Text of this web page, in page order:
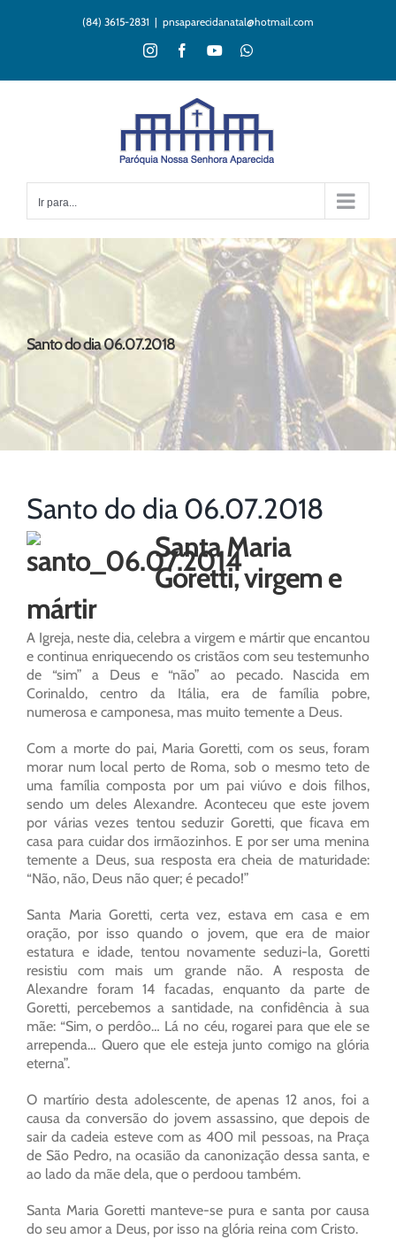
(84) 3615-2831 | pnsaparecidanatal@hotmail.com
InstagramFacebookYouTubeWhatsApp
Ir para...
Santo do dia 06.07.2018
Santo do dia 06.07.2018
Santa Maria
Goretti, virgem e
mártir
A Igreja, neste dia, celebra a virgem e mártir que encantou
e continua enriquecendo os cristãos com seu testemunho
de “sim” a Deus e “não” ao pecado. Nascida em
Corinaldo, centro da Itália, era de família pobre,
numerosa e camponesa, mas muito temente a Deus.
Com a morte do pai, Maria Goretti, com os seus, foram
morar num local perto de Roma, sob o mesmo teto de
uma família composta por um pai viúvo e dois filhos,
sendo um deles Alexandre. Aconteceu que este jovem
por várias vezes tentou seduzir Goretti, que ficava em
casa para cuidar dos irmãozinhos. E por ser uma menina
temente a Deus, sua resposta era cheia de maturidade:
“Não, não, Deus não quer; é pecado!”
Santa Maria Goretti, certa vez, estava em casa e em
oração, por isso quando o jovem, que era de maior
estatura e idade, tentou novamente seduzi-la, Goretti
resistiu com mais um grande não. A resposta de
Alexandre foram 14 facadas, enquanto da parte de
Goretti, percebemos a santidade, na confidência à sua
mãe: “Sim, o perdôo… Lá no céu, rogarei para que ele se
arrependa… Quero que ele esteja junto comigo na glória
eterna”.
O martírio desta adolescente, de apenas 12 anos, foi a
causa da conversão do jovem assassino, que depois de
sair da cadeia esteve com as 400 mil pessoas, na Praça
de São Pedro, na ocasião da canonização dessa santa, e
ao lado da mãe dela, que o perdoou também.
Santa Maria Goretti manteve-se pura e santa por causa
do seu amor a Deus, por isso na glória reina com Cristo.